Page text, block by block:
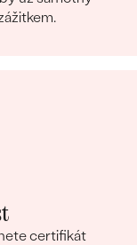
certifikát